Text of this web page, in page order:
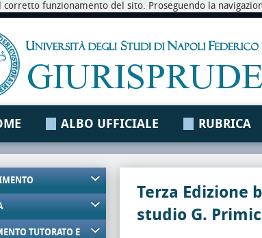
funzionamento del sito. Proseguendo la
ALBO UFFICIALE RUBRICA
TUTORATO E
Terza Edizione
studio G.